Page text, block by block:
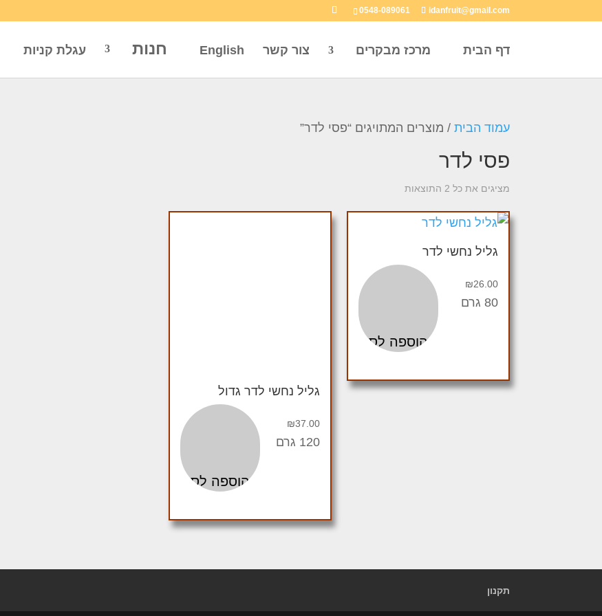
0548-089061 idanfruit@gmail.com
דף הבית מרכז מבקרים צור קשר English חנות עגלת קניות
עמוד הבית / מוצרים המתויגים “פסי לדר”
פסי לדר
מציגים את כל ⁦2⁩ התוצאות
גליל נחשי לדר
₪26.00
הוספה לסל
80 גרם
גליל נחשי לדר גדול
₪37.00
הוספה לסל
120 גרם
תקנון